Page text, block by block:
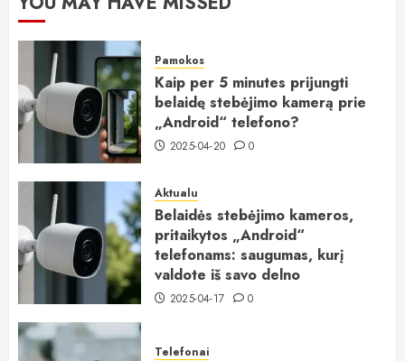
Pamokos
Kaip per 5 minutes prijungti
belaidę stebėjimo kamerą prie
„Android“ telefono?
2025-04-20 0
Aktualu
Belaidės stebėjimo kameros,
pritaikytos „Android“
telefonams: saugumas, kurį
valdote iš savo delno
2025-04-17 0
Telefonai